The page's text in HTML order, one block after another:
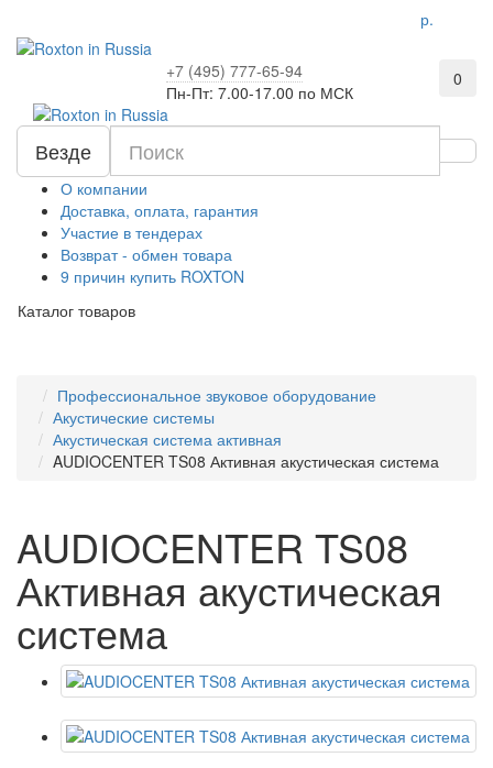
р.
+7 (495) 777-65-94
Пн-Пт: 7.00-17.00 по МСК
0
Везде
О компании
Доставка, оплата, гарантия
Участие в тендерах
Возврат - обмен товара
9 причин купить ROXTON
Каталог товаров
Профессиональное звуковое оборудование
Акустические системы
Акустическая система активная
AUDIOCENTER TS08 Активная акустическая система
AUDIOCENTER TS08
Активная акустическая
система